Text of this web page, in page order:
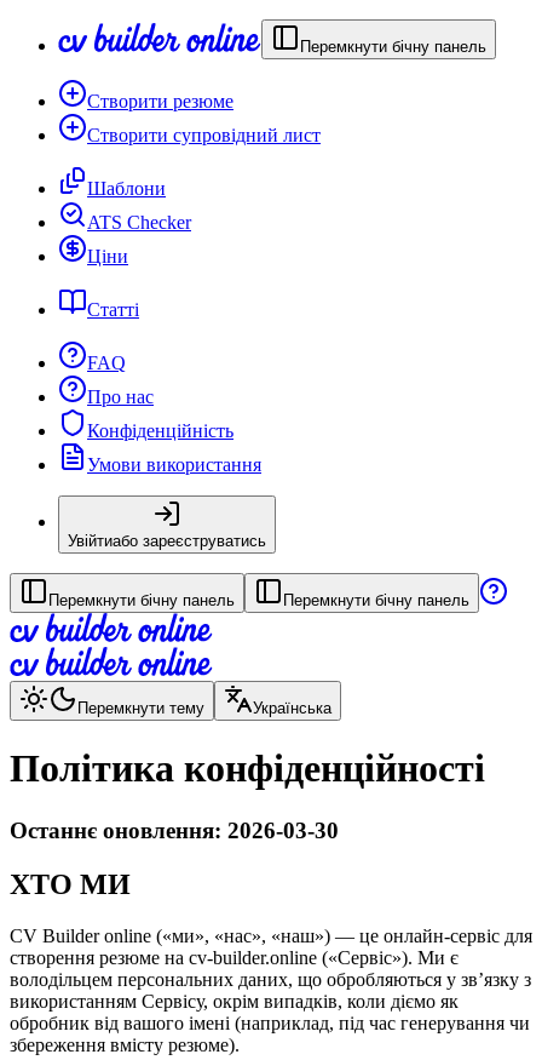
Перемкнути бічну панель
Створити резюме
Створити супровідний лист
Шаблони
ATS Checker
Ціни
Статті
FAQ
Про нас
Конфіденційність
Умови використання
Увійтиабо зареєструватись
Перемкнути бічну панель Перемкнути бічну панель
Перемкнути тему Українська
Політика конфіденційності
Останнє оновлення: 2026-03-30
ХТО МИ
CV Builder online («ми», «нас», «наш») — це онлайн-сервіс для
створення резюме на cv-builder.online («Сервіс»). Ми є
володільцем персональних даних, що обробляються у зв’язку з
використанням Сервісу, окрім випадків, коли діємо як
обробник від вашого імені (наприклад, під час генерування чи
збереження вмісту резюме).